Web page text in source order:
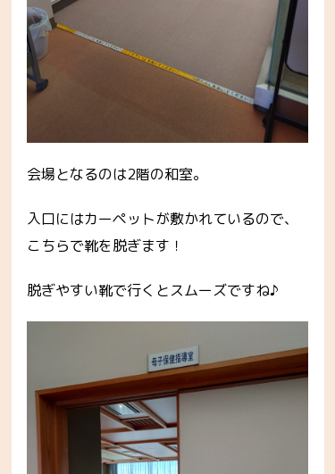
会場となるのは2階の和室。
入口にはカーペットが敷かれているので、
こちらで靴を脱ぎます！
脱ぎやすい靴で行くとスムーズですね♪